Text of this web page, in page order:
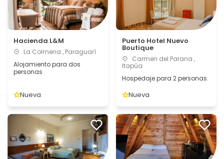
Hacienda L&M
La Colmena , Paraguarí
Alojamiento para dos
personas
Nueva
Puerto Hotel Nuevo
Boutique
Carmen del Parana ,
Itapúa
Hospedaje para 2 personas.
Nueva